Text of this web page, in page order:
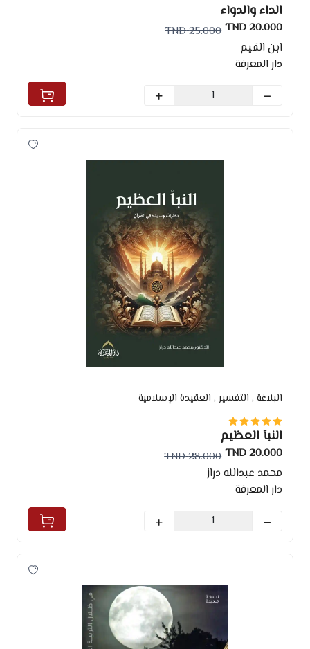
الداء والدواء
20.000 TND
25.000 TND
ابن القيم
دار المعرفة
البلاغة , التفسير , العقيدة الإسلامية
النبأ العظيم
20.000 TND
28.000 TND
محمد عبدالله دراز
دار المعرفة